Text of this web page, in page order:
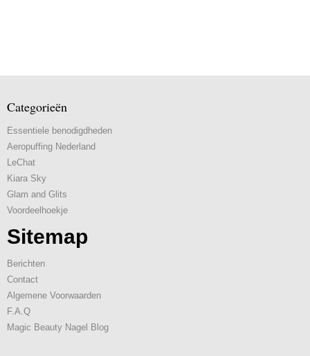
Categorieën
Essentiele benodigdheden
Aeropuffing Nederland
LeChat
Kiara Sky
Glam and Glits
Voordeelhoekje
Sitemap
Berichten
Contact
Algemene Voorwaarden
F.A.Q
Magic Beauty Nagel Blog